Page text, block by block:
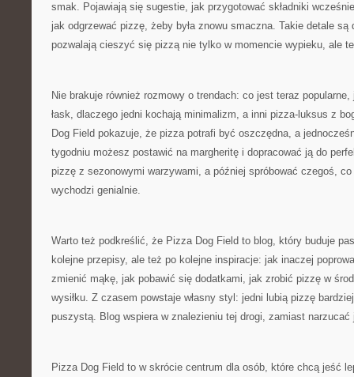
smak. Pojawiają się sugestie, jak przygotować składniki
jak odgrzewać pizzę, żeby była znowu smaczna. Takie detale są
pozwalają cieszyć się pizzą nie tylko w momencie wypieku, ale
Nie brakuje również rozmowy o trendach: co jest teraz
łask, dlaczego jedni kochają minimalizm, a inni pizza-luksus z
Dog Field pokazuje, że pizza potrafi być oszczędna, a
tygodniu możesz postawić na margheritę i dopracować ją do
pizzę z sezonowymi warzywami, a później spróbować czegoś,
wychodzi genialnie.
Warto też podkreślić, że Pizza Dog Field to blog, który buduje
kolejne przepisy, ale też po kolejne inspiracje: jak inaczej
zmienić mąkę, jak pobawić się dodatkami, jak zrobić pizzę w
wysiłku. Z czasem powstaje własny styl: jedni lubią pizzę
puszystą. Blog wspiera w znalezieniu tej drogi, zamiast narzucać
Pizza Dog Field to w skrócie centrum dla osób, które chcą jeść